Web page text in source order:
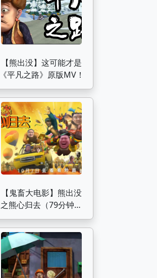
【熊出没】这可能才是
《平凡之路》原版MV！
【鬼畜大电影】熊出没
之熊心归去（79分钟完
整版）